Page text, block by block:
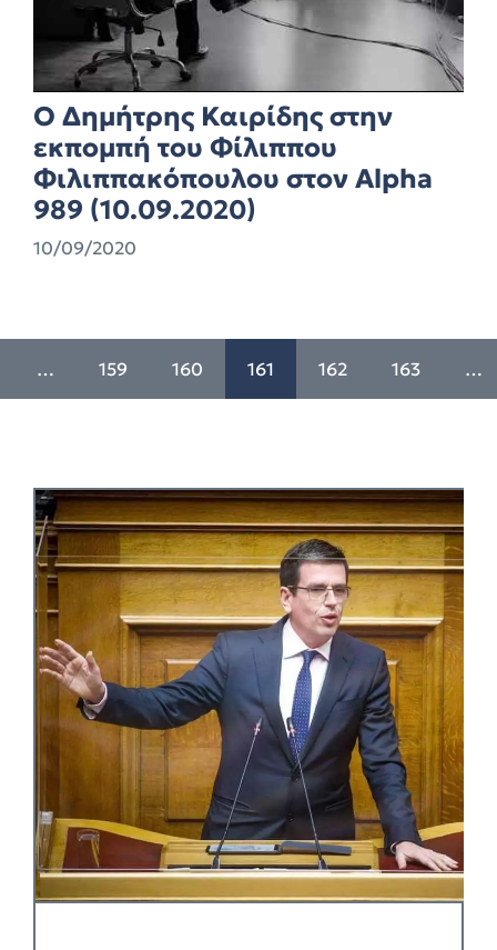
Ο Δημήτρης Καιρίδης στην
εκπομπή του Φίλιππου
Φιλιππακόπουλου στον Alpha
989 (10.09.2020)
10/09/2020
… 159 160 161 162 163 …